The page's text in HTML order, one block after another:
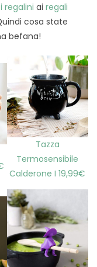
regalini ai regali
cosa state
befana!
Tazza
Termosensibile
Calderone I 19,99€